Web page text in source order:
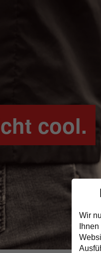
cool.
Wir